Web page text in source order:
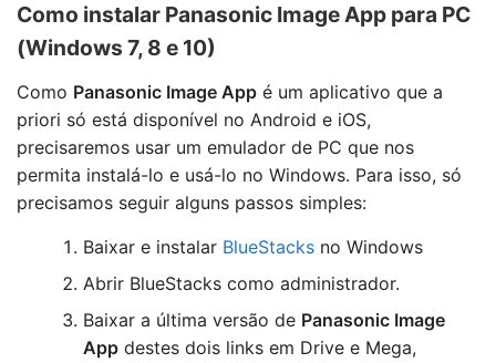
Como instalar Panasonic Image App para PC
(Windows 7, 8 e 10)
Como Panasonic Image App é um aplicativo que a
priori só está disponível no Android e iOS,
precisaremos usar um emulador de PC que nos
permita instalá-lo e usá-lo no Windows. Para isso, só
precisamos seguir alguns passos simples:
Baixar e instalar BlueStacks no Windows
Abrir BlueStacks como administrador.
Baixar a última versão de Panasonic Image
App destes dois links em Drive e Mega,